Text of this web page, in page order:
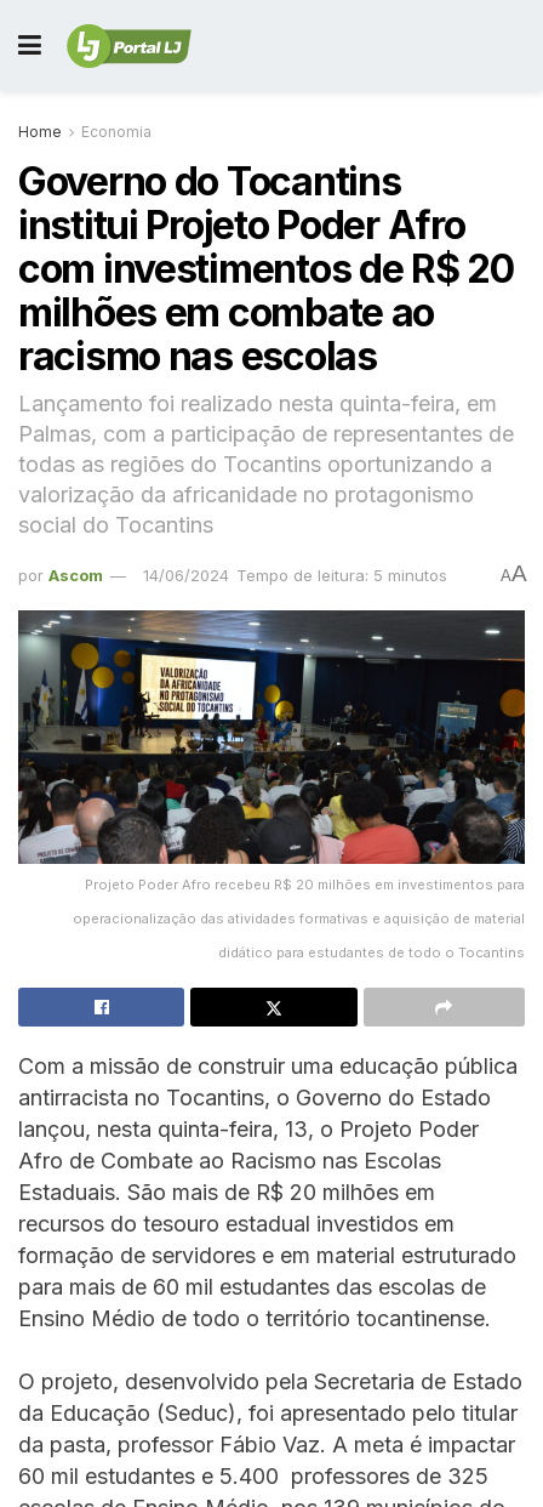
Home Economia
Governo do Tocantins
institui Projeto Poder Afro
com investimentos de R$ 20
milhões em combate ao
racismo nas escolas
Lançamento foi realizado nesta quinta-feira, em
Palmas, com a participação de representantes de
todas as regiões do Tocantins oportunizando a
valorização da africanidade no protagonismo
social do Tocantins
por Ascom 14/06/2024 Tempo de leitura: 5 minutos AA
Projeto Poder Afro recebeu R$ 20 milhões em investimentos para
operacionalização das atividades formativas e aquisição de material
didático para estudantes de todo o Tocantins
Com a missão de construir uma educação pública
antirracista no Tocantins, o Governo do Estado
lançou, nesta quinta-feira, 13, o Projeto Poder
Afro de Combate ao Racismo nas Escolas
Estaduais. São mais de R$ 20 milhões em
recursos do tesouro estadual investidos em
formação de servidores e em material estruturado
para mais de 60 mil estudantes das escolas de
Ensino Médio de todo o território tocantinense.
O projeto, desenvolvido pela Secretaria de Estado
da Educação (Seduc), foi apresentado pelo titular
da pasta, professor Fábio Vaz. A meta é impactar
60 mil estudantes e 5.400 professores de 325